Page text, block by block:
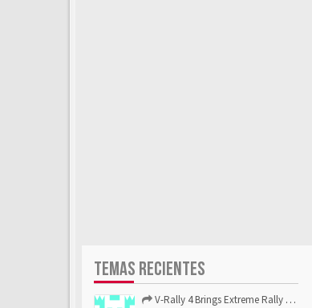
TEMAS RECIENTES
V-Rally 4 Brings Extreme Rally Racing With Challenging Track...